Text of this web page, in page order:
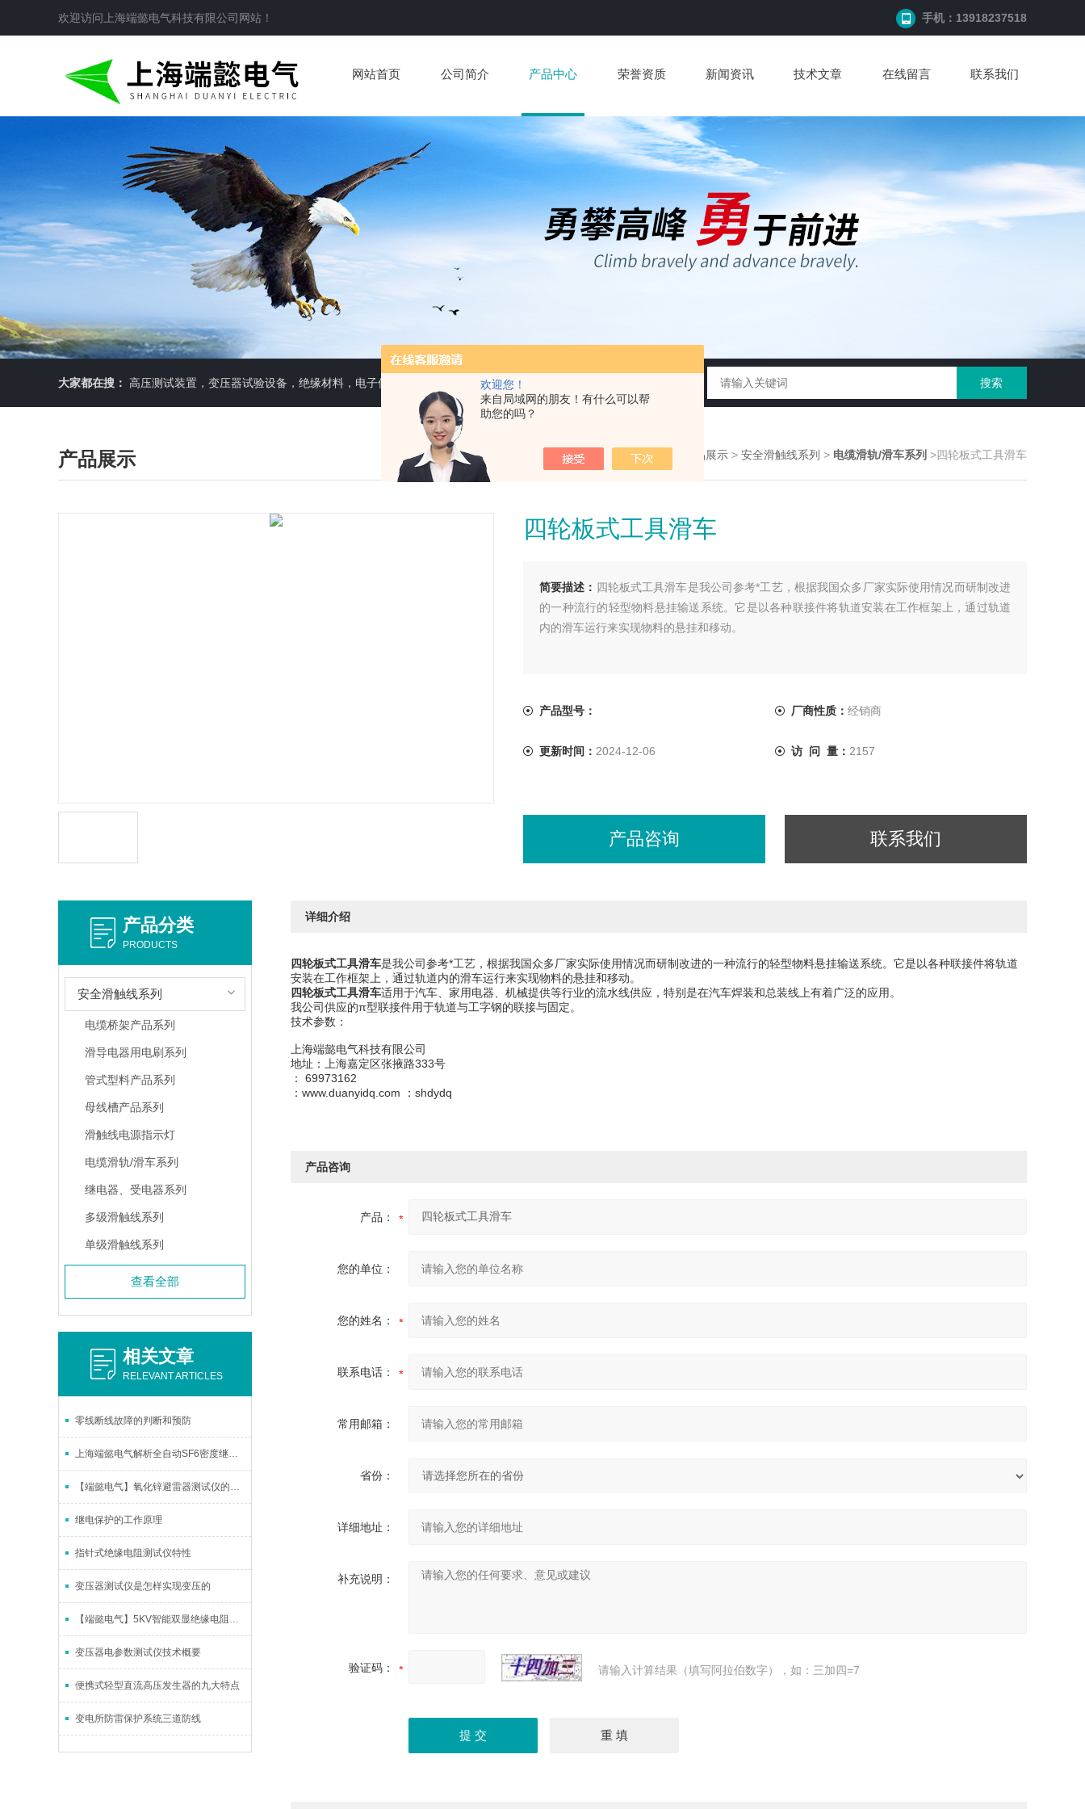
欢迎您！
来自局域网的朋友！有什么可以帮
助您的吗？
欢迎访问 上海端懿电气科技有限公司 网站！ 手机：13918237518
网站首页 公司简介 产品中心 荣誉资质 新闻资讯 技术文章 在线留言 联系我们
大家都在搜： 高压测试装置，变压器试验设备，绝缘材料，电子仪器仪表
产品展示 您现在的位置：>首页 产品展示 > 安全滑触线系列 > 电缆滑轨/滑车系列 >四轮板式工具滑车
四轮板式工具滑车
简要描述： 四轮板式工具滑车是我公司参考*工艺，根据我国众多厂家实际使用情况而研制改进
的一种流行的轻型物料悬挂输送系统。它是以各种联接件将轨道安装在工作框架上，通过轨道
内的滑车运行来实现物料的悬挂和移动。
产品型号： 厂商性质： 经销商
更新时间： 2024-12-06 访 问 量： 2157
产品咨询 联系我们
产品分类
PRODUCTS
安全滑触线系列
电缆桥架产品系列
滑导电器用电刷系列
管式型料产品系列
母线槽产品系列
滑触线电源指示灯
电缆滑轨/滑车系列
继电器、受电器系列
多级滑触线系列
单级滑触线系列
查看全部
相关文章
RELEVANT ARTICLES
零线断线故障的判断和预防
上海端懿电气解析全自动SF6密度继电器校验仪功能特点及参数指标
【端懿电气】氧化锌避雷器测试仪的论述
继电保护的工作原理
指针式绝缘电阻测试仪特性
变压器测试仪是怎样实现变压的
【端懿电气】5KV智能双显绝缘电阻测试仪供应厂家
变压器电参数测试仪技术概要
便携式轻型直流高压发生器的九大特点
变电所防雷保护系统三道防线
详细介绍
四轮板式工具滑车是我公司参考*工艺，根据我国众多厂家实际使用情况而研制改进的一种流行的轻型物料悬挂输送系统。它是以各种联接件将轨道
安装在工作框架上，通过轨道内的滑车运行来实现物料的悬挂和移动。
四轮板式工具滑车适用于汽车、家用电器、机械提供等行业的流水线供应，特别是在汽车焊装和总装线上有着广泛的应用。
我公司供应的π型联接件用于轨道与工字钢的联接与固定。
技术参数：
上海端懿电气科技有限公司
地址：上海嘉定区张掖路333号
： 69973162
：www.duanyidq.com ：shdydq
产品咨询
产品：
您的单位：
您的姓名：
联系电话：
常用邮箱：
省份：
详细地址：
补充说明：
验证码： 请输入计算结果（填写阿拉伯数字），如：三加四=7